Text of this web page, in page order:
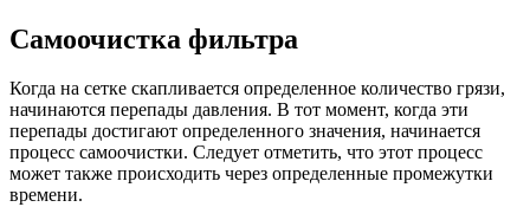
Самоочистка фильтра
Когда на сетке скапливается определенное количество грязи,
начинаются перепады давления. В тот момент, когда эти
перепады достигают определенного значения, начинается
процесс самоочистки. Следует отметить, что этот процесс
может также происходить через определенные промежутки
времени.